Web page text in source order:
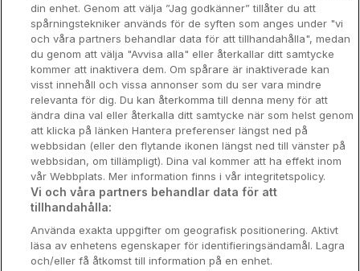
Spahotell
Sydsverige
Om Hotellpremien
Nya hotell
Stadsweekend
Booking Enquiries:
Hotellsupport:scandinavian@digibreaks.com
din enhet. Genom att välja ”Jag godkänner” tillåter du att
spårningstekniker används för de syften som anges under "vi
och våra partners behandlar data för att tillhandahålla", medan
du genom att välja "Avvisa alla" eller återkallar ditt samtycke
kommer att inaktivera dem. Om spårare är inaktiverade kan
visst innehåll och vissa annonser som du ser vara mindre
relevanta för dig. Du kan återkomma till denna meny för att
ändra dina val eller återkalla ditt samtycke när som helst genom
att klicka på länken Hantera preferenser längst ned på
webbsidan (eller den flytande ikonen längst ned till vänster på
webbsidan, om tillämpligt). Dina val kommer att ha effekt inom
vår Webbplats. Mer information finns i vår integritetspolicy.
Vi och våra partners behandlar data för att
tillhandahålla:
Använda exakta uppgifter om geografisk positionering. Aktivt
läsa av enhetens egenskaper för identifieringsändamål. Lagra
och/eller få åtkomst till information på en enhet.